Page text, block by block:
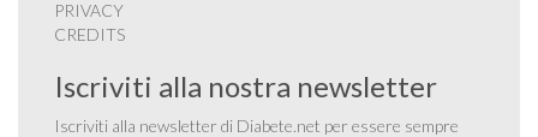
PRIVACY
CREDITS
Iscriviti alla nostra newsletter
Iscriviti alla newsletter di Diabete.net per essere sempre